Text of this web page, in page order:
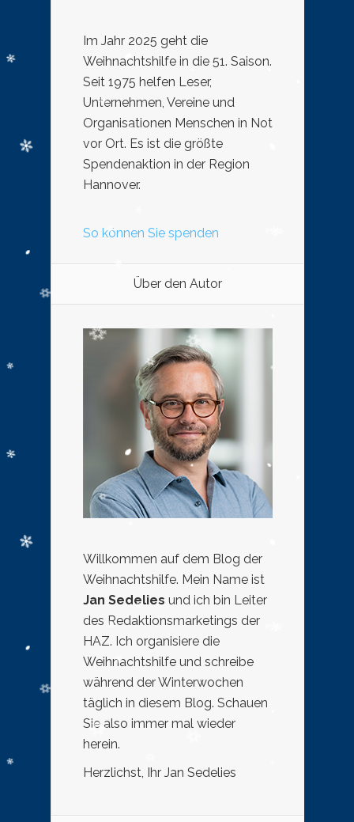
Im Jahr 2025 geht die
Weihnachtshilfe in die 51. Saison.
Seit 1975 helfen Leser,
Unternehmen, Vereine und
Organisationen Menschen in Not
vor Ort. Es ist die größte
Spendenaktion in der Region
Hannover.
So können Sie spenden
Über den Autor
Willkommen auf dem Blog der
Weihnachtshilfe. Mein Name ist
Jan Sedelies und ich bin Leiter
des Redaktionsmarketings der
HAZ. Ich organisiere die
Weihnachtshilfe und schreibe
während der Winterwochen
täglich in diesem Blog. Schauen
Sie also immer mal wieder
herein.
Herzlichst, Ihr Jan Sedelies